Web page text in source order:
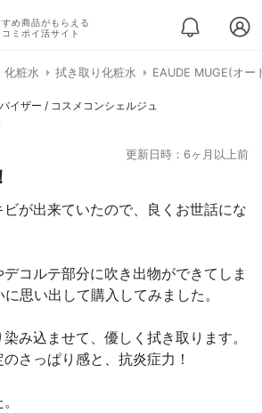
すめ商品がもらえる
コミポイ活サイト
化粧水 拭き取り化粧水 EAUDE MUGE(オー
イザー / コスメコンシェルジュ
更新日時：6ヶ月以上前
が出来ていたので、良くお世話にな
コルテ部分に吹き出物ができてしま
思い出して購入してみました。
み込ませて、優しく拭き取ります。
さっぱり感と、抗炎症力！